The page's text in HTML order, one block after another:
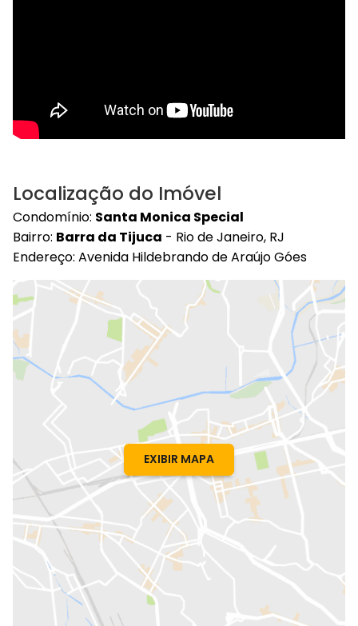
Localização do Imóvel
Condomínio: Santa Monica Special
Bairro: Barra da Tijuca - Rio de Janeiro, RJ
Endereço: Avenida Hildebrando de Araújo Góes
EXIBIR MAPA